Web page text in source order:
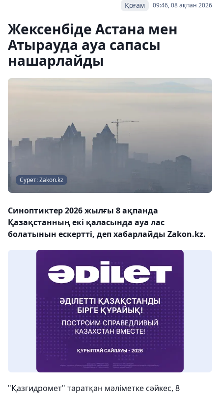
09:46, 08 ақпан 2026
Қоғам
Жексенбіде Астана мен
Атырауда ауа сапасы
нашарлайды
Сурет: Zakon.kz
Синоптиктер 2026 жылғы 8 ақпанда
Қазақстанның екі қаласында ауа лас
болатынын ескертті, деп хабарлайды Zakon.kz.
"Қазгидромет" таратқан мәліметке сәйкес, 8